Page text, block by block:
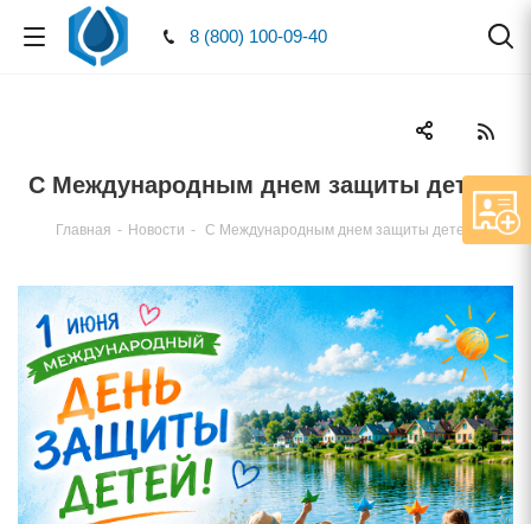
8 (800) 100-09-40
С Международным днем защиты детей!
Главная - Новости - С Международным днем защиты детей!